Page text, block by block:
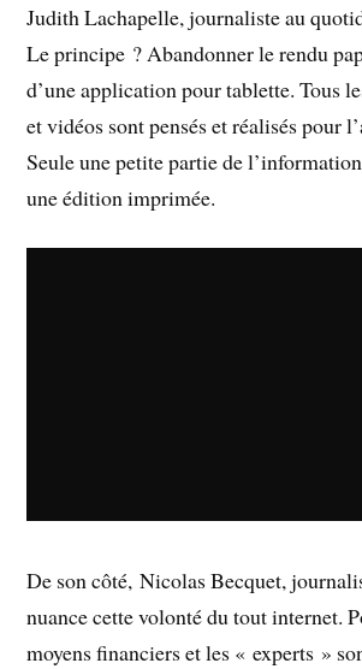
Judith Lachapelle, journaliste au
Le principe ? Abandonner le rendu
d’une application pour tablette. Tous
et vidéos sont pensés et réalisés pour
Seule une petite partie de
une édition imprimée.
De son côté, Nicolas Becquet,
nuance cette volonté du tout internet.
moyens financiers et les « experts »